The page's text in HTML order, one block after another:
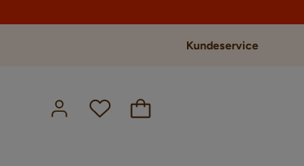
Kundeservice